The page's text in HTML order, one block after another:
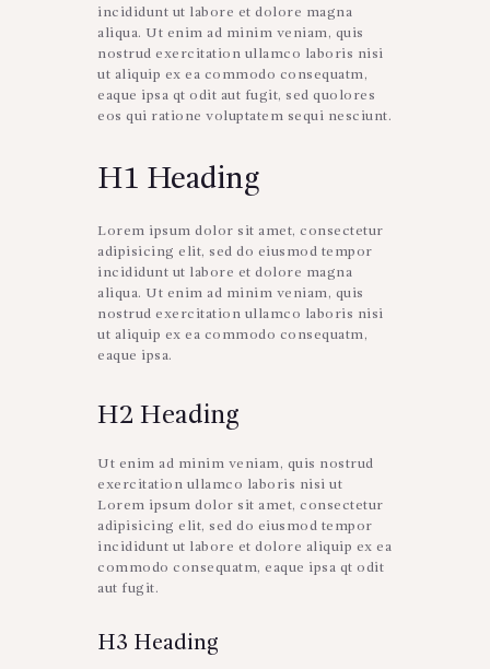
incididunt ut labore et dolore magna
aliqua. Ut enim ad minim veniam, quis
nostrud exercitation ullamco laboris nisi
ut aliquip ex ea commodo consequatm,
eaque ipsa qt odit aut fugit, sed quolores
eos qui ratione voluptatem sequi nesciunt.
H1 Heading
Lorem ipsum dolor sit amet, consectetur
adipisicing elit, sed do eiusmod tempor
incididunt ut labore et dolore magna
aliqua. Ut enim ad minim veniam, quis
nostrud exercitation ullamco laboris nisi
ut aliquip ex ea commodo consequatm,
eaque ipsa.
H2 Heading
Ut enim ad minim veniam, quis nostrud
exercitation ullamco laboris nisi ut
Lorem ipsum dolor sit amet, consectetur
adipisicing elit, sed do eiusmod tempor
incididunt ut labore et dolore aliquip ex ea
commodo consequatm, eaque ipsa qt odit
aut fugit.
H3 Heading